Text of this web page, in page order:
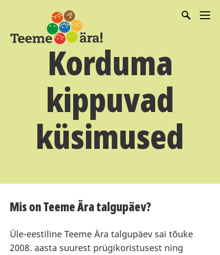
Korduma
kippuvad
küsimused
Mis on Teeme Ära talgupäev?
Üle-eestiline Teeme Ära talgupäev sai tõuke
2008. aasta suurest prügikoristusest ning